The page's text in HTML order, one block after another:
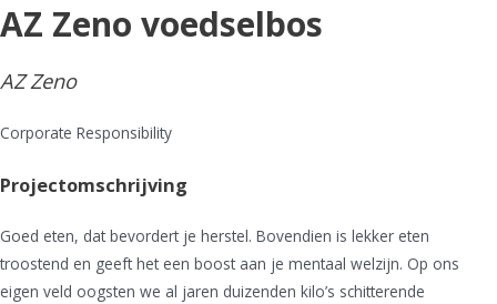
AZ Zeno voedselbos
AZ Zeno
Corporate Responsibility
Projectomschrijving
Goed eten, dat bevordert je herstel. Bovendien is lekker eten
troostend en geeft het een boost aan je mentaal welzijn. Op ons
eigen veld oogsten we al jaren duizenden kilo’s schitterende